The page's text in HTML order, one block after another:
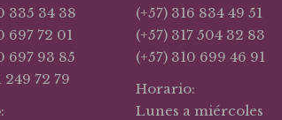
335 34 38
697 72 01
697 93 85
249 72 79
(+57) 316 834 49 51
(+57) 317 504 32 83
(+57) 310 699 46 91
Horario:
Lunes a miércoles